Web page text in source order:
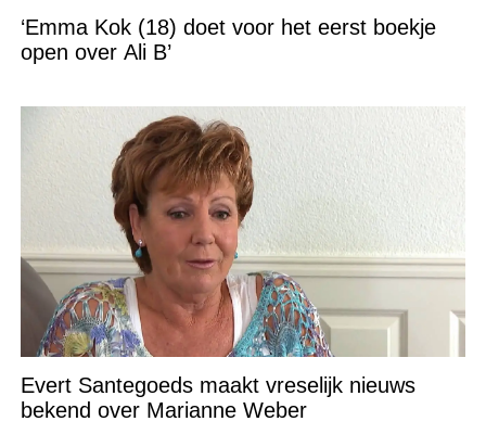
‘Emma Kok (18) doet voor het eerst boekje
open over Ali B’
Evert Santegoeds maakt vreselijk nieuws
bekend over Marianne Weber